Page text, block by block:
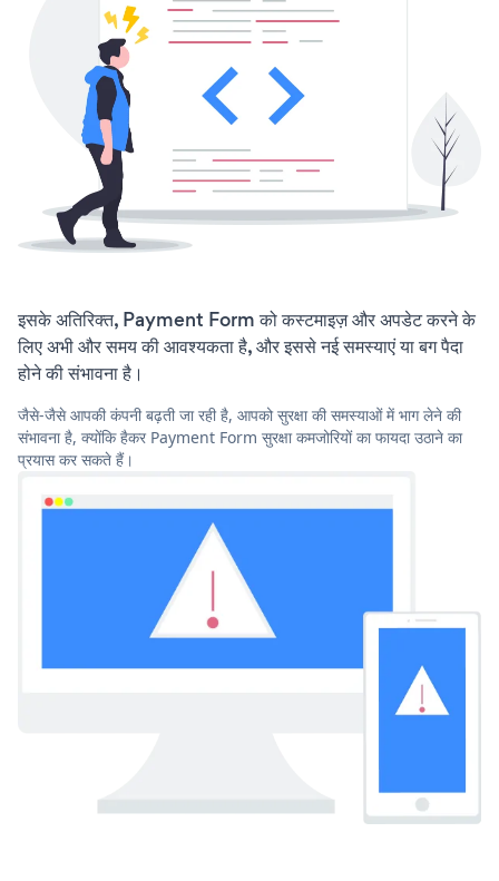
इसके अतिरिक्त, Payment Form को कस्टमाइज़ और अपडेट करने के
लिए अभी और समय की आवश्यकता है, और इससे नई समस्याएं या बग पैदा
होने की संभावना है।
जैसे-जैसे आपकी कंपनी बढ़ती जा रही है, आपको सुरक्षा की समस्याओं में भाग लेने की
संभावना है, क्योंकि हैकर Payment Form सुरक्षा कमजोरियों का फायदा उठाने का
प्रयास कर सकते हैं।